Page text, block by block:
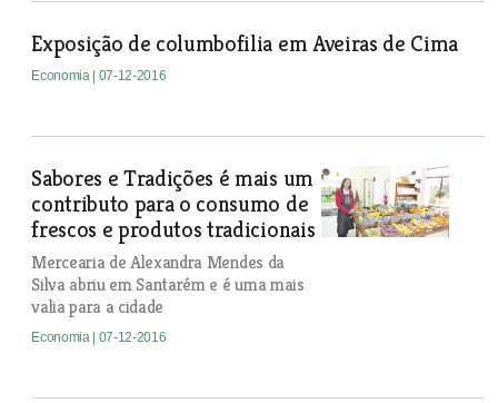
Exposição de columbofilia em Aveiras de Cima
Economia | 07-12-2016
Sabores e Tradições é mais um
contributo para o consumo de
frescos e produtos tradicionais
Mercearia de Alexandra Mendes da
Silva abriu em Santarém e é uma mais
valia para a cidade
Economia | 07-12-2016